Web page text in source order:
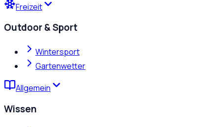
Freizeit
Outdoor & Sport
Wintersport
Gartenwetter
Allgemein
Wissen